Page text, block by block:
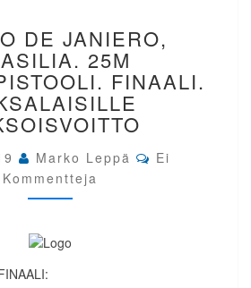
RIO
DE
JANIERO,
BRASILIA.
25M
OLYMPIAPISTOOLI.
SAKSALAISILLE
KAKSOISVOITTO
DE JANIERO,
25M
FINAALI.
Marko Leppä Comments
Ei
Kommentteja